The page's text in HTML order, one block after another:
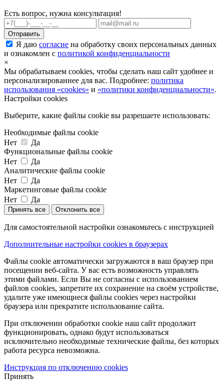
Есть вопрос, нужна консультация!
Я даю согласие на обработку своих персональных данных
и ознакомлен с политикой конфиденциальности
×
Мы обрабатываем cookies, чтобы сделать наш сайт удобнее и
персонализированнее для вас. Подробнее: политика
использования «cookies» и «политики конфиденциальности».
Настройки cookies
Выберите, какие файлы cookie вы разрешаете использовать:
Необходимые файлы cookie
Нет
Да
Функциональные файлы cookie
Нет
Да
Аналитические файлы cookie
Нет
Да
Маркетинговые файлы cookie
Нет
Да
Принять все Отклонить все
Для самостоятельной настройки ознакомьтесь с инструкцией
Дополнительные настройки cookies в браузерах
Файлы cookie автоматически загружаются в ваш браузер при
посещении веб-сайта. У вас есть возможность управлять
этими файлами. Если Вы не согласны с использованием
файлов cookies, запретите их сохранение на своём устройстве,
удалите уже имеющиеся файлы cookies через настройки
браузера или прекратите использование сайта.
При отключении обработки cookie наш сайт продолжит
функционировать, однако будут использоваться
исключительно необходимые технические файлы, без которых
работа ресурса невозможна.
Инструкция по отключению cookies
Принять